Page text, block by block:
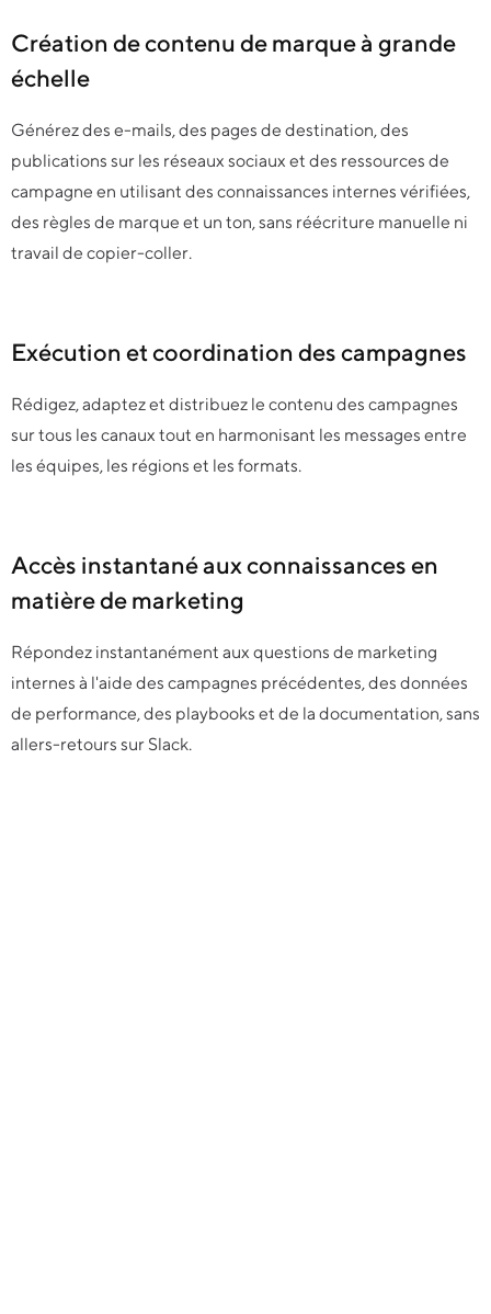
Création de contenu de marque à grande
échelle
Générez des e-mails, des pages de destination, des
publications sur les réseaux sociaux et des ressources de
campagne en utilisant des connaissances internes vérifiées,
des règles de marque et un ton, sans réécriture manuelle ni
travail de copier-coller.
Exécution et coordination des campagnes
Rédigez, adaptez et distribuez le contenu des campagnes
sur tous les canaux tout en harmonisant les messages entre
les équipes, les régions et les formats.
Accès instantané aux connaissances en
matière de marketing
Répondez instantanément aux questions de marketing
internes à l'aide des campagnes précédentes, des données
de performance, des playbooks et de la documentation, sans
allers-retours sur Slack.